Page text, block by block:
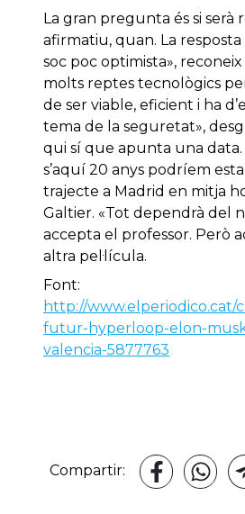
La gran pregunta és si serà
afirmatiu, quan. La resposta
soc poc optimista», reconeix
molts reptes tecnològics
de ser viable, eficient i ha
tema de la seguretat»,
qui sí que apunta una data.
s’aquí 20 anys podríem
trajecte a Madrid en mitja
Galtier. «Tot dependrà del
accepta el professor. Però
altra pel·lícula.
Font:
http://www.elperiodico.cat/
futur-hyperloop-elon-
valencia-5877763
Compartir: